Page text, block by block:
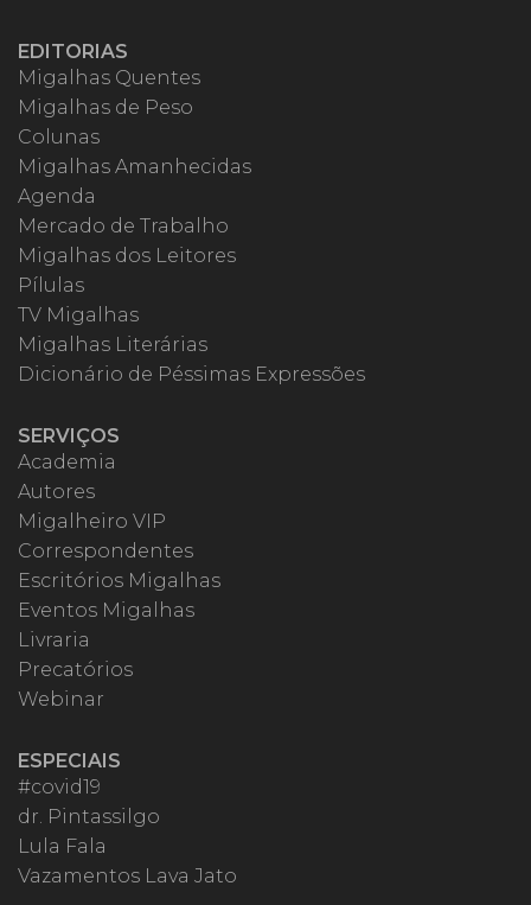
EDITORIAS
Migalhas Quentes
Migalhas de Peso
Colunas
Migalhas Amanhecidas
Agenda
Mercado de Trabalho
Migalhas dos Leitores
Pílulas
TV Migalhas
Migalhas Literárias
Dicionário de Péssimas Expressões
SERVIÇOS
Academia
Autores
Migalheiro VIP
Correspondentes
Escritórios Migalhas
Eventos Migalhas
Livraria
Precatórios
Webinar
ESPECIAIS
#covid19
dr. Pintassilgo
Lula Fala
Vazamentos Lava Jato